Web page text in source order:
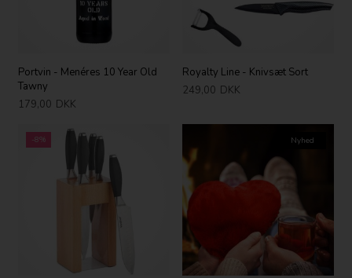
Portvin - Menéres 10 Year Old
Tawny
179,00 DKK
Royalty Line - Knivsæt Sort
249,00 DKK
-8% Nyhed